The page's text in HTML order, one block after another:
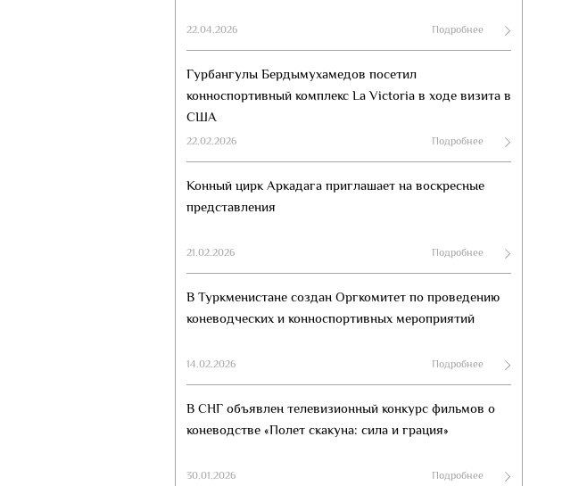
22.04.2026 Подробнее
Гурбангулы Бердымухамедов посетил
конноспортивный комплекс La Victoria в ходе визита в
США
22.02.2026 Подробнее
Конный цирк Аркадага приглашает на воскресные
представления
21.02.2026 Подробнее
В Туркменистане создан Оргкомитет по проведению
коневодческих и конноспортивных мероприятий
14.02.2026 Подробнее
В СНГ объявлен телевизионный конкурс фильмов о
коневодстве «Полет скакуна: сила и грация»
30.01.2026 Подробнее